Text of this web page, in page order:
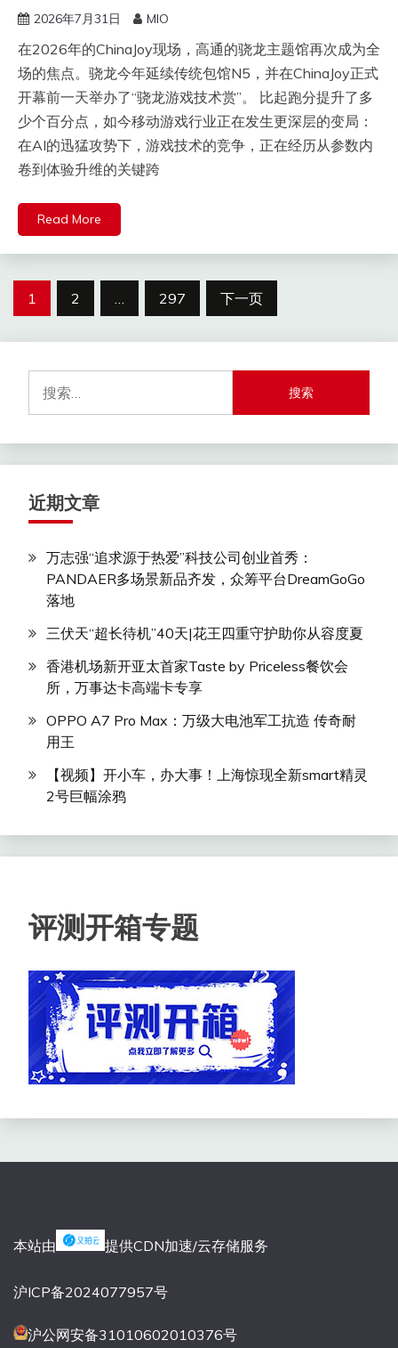
2026年7月31日 MIO
​在2026年的ChinaJoy现场，高通的骁龙主题馆再次成为全
场的焦点。骁龙今年延续传统包馆N5，并在ChinaJoy正式
开幕前一天举办了“骁龙游戏技术赏”。 比起跑分提升了多
少个百分点，如今移动游戏行业正在发生更深层的变局：
在AI的迅猛攻势下，游戏技术的竞争，正在经历从参数内
卷到体验升维的关键跨
Read More
文
1 2 297 下一页
索：
近期文章
万志强“追求源于热爱”科技公司创业首秀：
PANDAER多场景新品齐发，众筹平台DreamGoGo
落地
三伏天“超长待机”40天|花王四重守护助你从容度夏
香港机场新开亚太首家Taste by Priceless餐饮会
所，万事达卡高端卡专享
OPPO A7 Pro Max：万级大电池军工抗造 传奇耐
用王
【视频】开小车，办大事！上海惊现全新smart精灵
2号巨幅涂鸦
评测开箱专题
本站由 提供CDN加速/云存储服务
沪ICP备2024077957号
沪公网安备31010602010376号